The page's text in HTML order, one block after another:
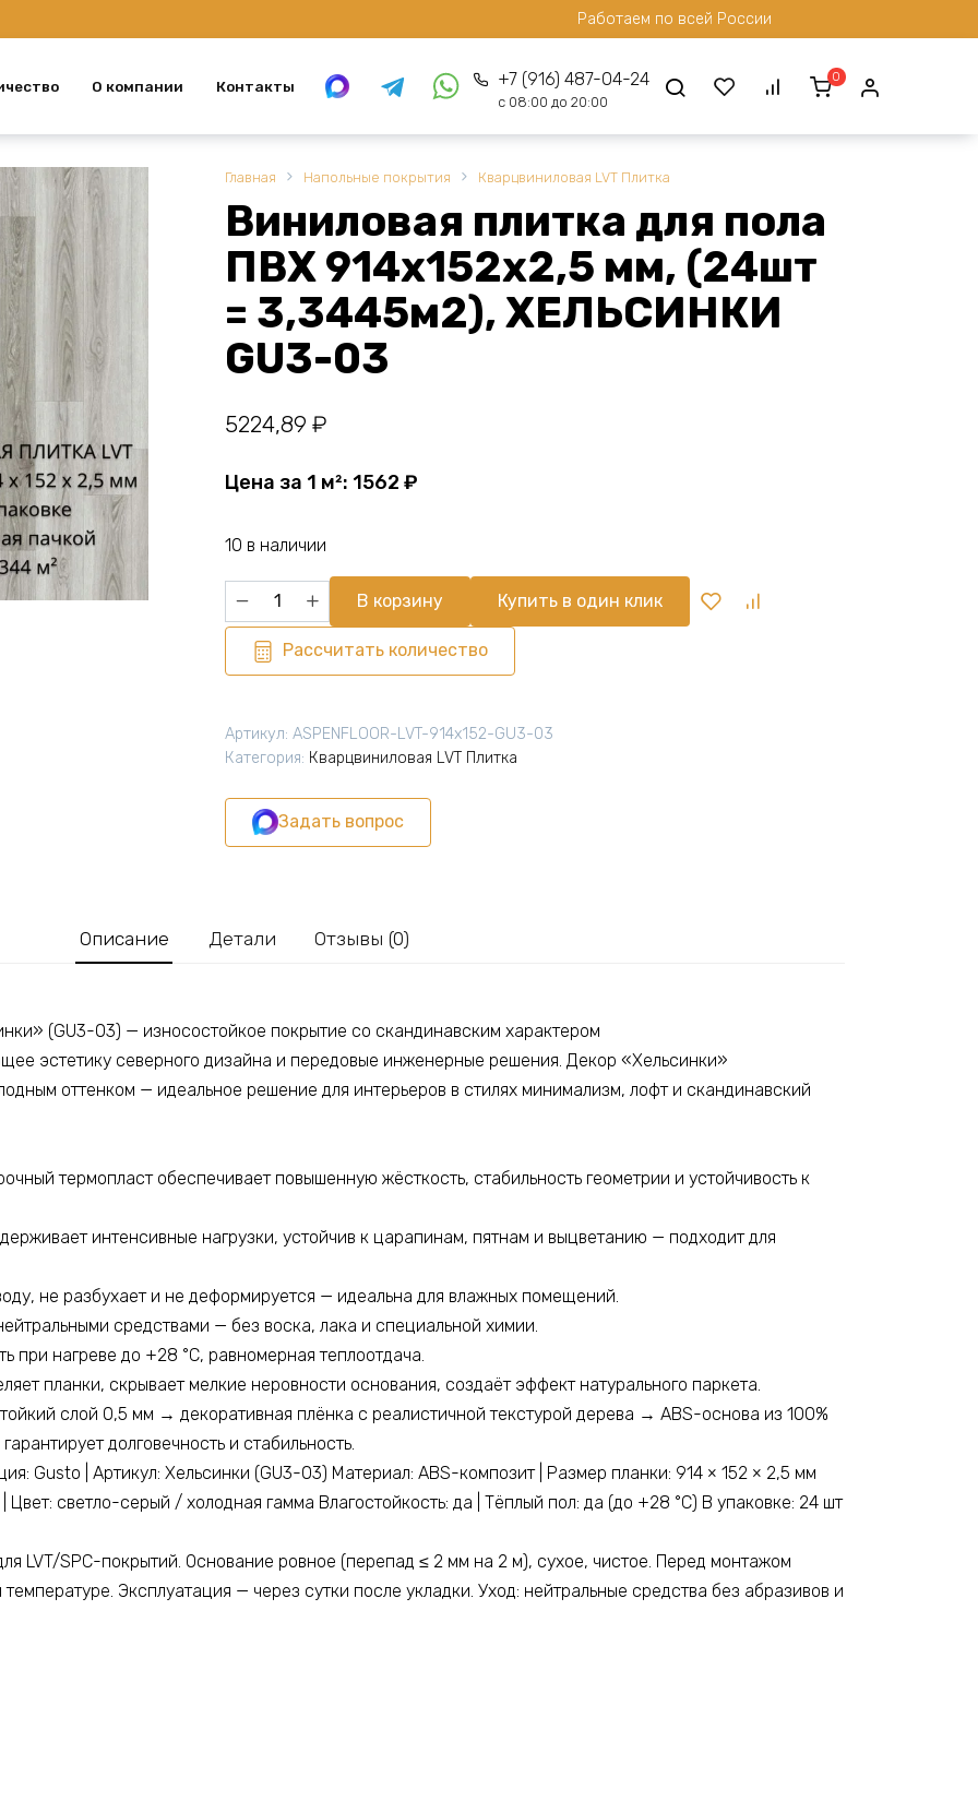
Работаем по всей России
О компании Контакты +7 (916) 487-04-24
с 08:00 до 20:00
0
Главная Напольные покрытия Кварцвиниловая LVT Плитка
Виниловая плитка для пола
ПВХ 914х152х2,5 мм, (24шт
= 3,3445м2), ХЕЛЬСИНКИ
GU3-03
5224,89 ₽
Цена за 1 м²: 1562 ₽
10 в наличии
Количество
товара
Виниловая
плитка
пола
ПВХ
мм,
(24шт
=
GU3-
В корзину Купить в один клик
Рассчитать количество
Артикул: ASPENFLOOR-LVT-914х152-GU3-03
Категория: Кварцвиниловая LVT Плитка
Задать вопрос
Описание Детали Отзывы (0)
(GU3-03) — износостойкое покрытие со скандинавским характером
эстетику северного дизайна и передовые инженерные решения. Декор «Хельсинки»
оттенком — идеальное решение для интерьеров в стилях минимализм, лофт и скандинавский
термопласт обеспечивает повышенную жёсткость, стабильность геометрии и устойчивость к
интенсивные нагрузки, устойчив к царапинам, пятнам и выцветанию — подходит для
не разбухает и не деформируется — идеальна для влажных помещений.
средствами — без воска, лака и специальной химии.
при нагреве до +28 °C, равномерная теплоотдача.
планки, скрывает мелкие неровности основания, создаёт эффект натурального паркета.
слой 0,5 мм → декоративная плёнка с реалистичной текстурой дерева → ABS-основа из 100%
долговечность и стабильность.
Gusto | Артикул: Хельсинки (GU3-03) Материал: ABS-композит | Размер планки: 914 × 152 × 2,5 мм
светло-серый / холодная гамма Влагостойкость: да | Тёплый пол: да (до +28 °C) В упаковке: 24 шт
LVT/SPC-покрытий. Основание ровное (перепад ≤ 2 мм на 2 м), сухое, чистое. Перед монтажом
Эксплуатация — через сутки после укладки. Уход: нейтральные средства без абразивов и